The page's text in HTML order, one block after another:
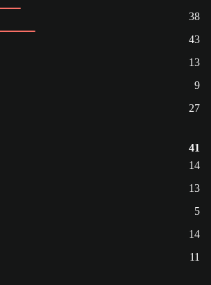
38
43
13
9
27
41
14
13
5
14
11